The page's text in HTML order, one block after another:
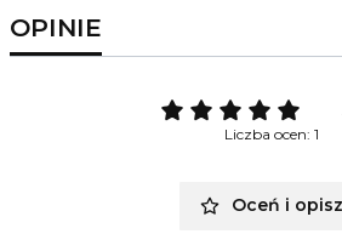
OPINIE
Liczba ocen: 1
Oceń i opisz